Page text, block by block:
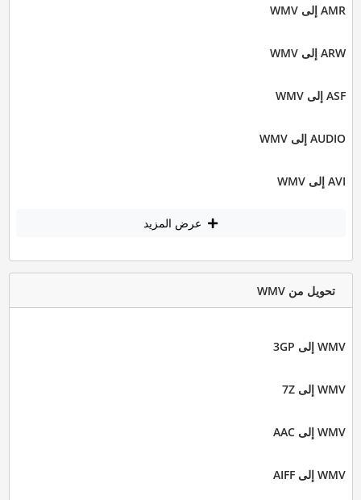
AMR إلى WMV
ARW إلى WMV
ASF إلى WMV
AUDIO إلى WMV
AVI إلى WMV
عرض المزيد
تحويل من WMV
WMV إلى 3GP
WMV إلى 7Z
WMV إلى AAC
WMV إلى AIFF